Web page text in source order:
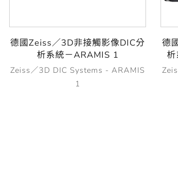
德國Zeiss／3D非接觸影像DIC分
析系統－ARAMIS 1
Zeiss／3D DIC Systems - ARAMIS
1
德